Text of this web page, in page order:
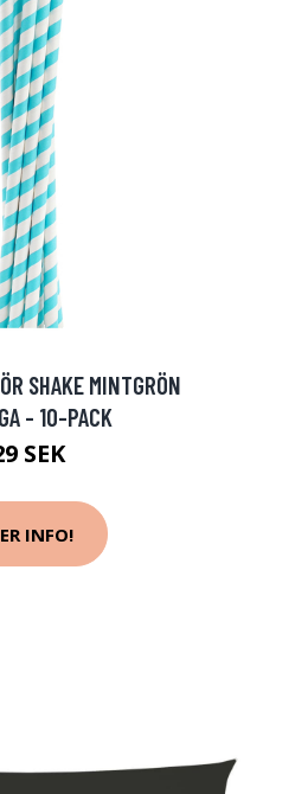
SHAKE MINTGRÖN
- 10-PACK
SEK
INFO!